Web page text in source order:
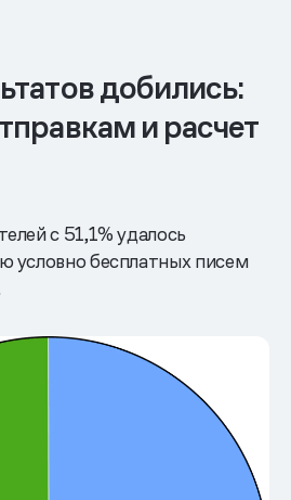
добились:
и расчет
с 51,1% удалось
условно бесплатных писем